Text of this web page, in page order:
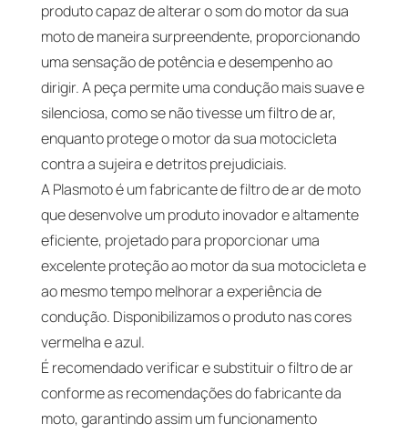
produto capaz de alterar o som do motor da sua
moto de maneira surpreendente, proporcionando
uma sensação de potência e desempenho ao
dirigir. A peça permite uma condução mais suave e
silenciosa, como se não tivesse um filtro de ar,
enquanto protege o motor da sua motocicleta
contra a sujeira e detritos prejudiciais.
A Plasmoto é um fabricante de filtro de ar de moto
que desenvolve um produto inovador e altamente
eficiente, projetado para proporcionar uma
excelente proteção ao motor da sua motocicleta e
ao mesmo tempo melhorar a experiência de
condução. Disponibilizamos o produto nas cores
vermelha e azul.
É recomendado verificar e substituir o filtro de ar
conforme as recomendações do fabricante da
moto, garantindo assim um funcionamento